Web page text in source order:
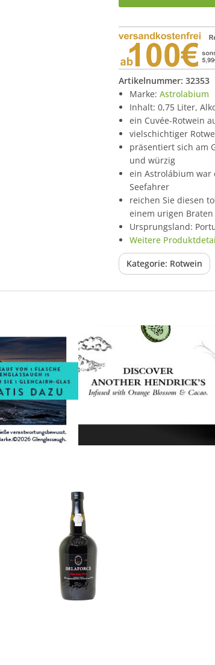
Artikelnummer: 32353
Marke: Astrolabium
Inhalt: 0,75 Liter,
ein Cuvée-Rotwein
vielschichtiger
präsentiert sich am
und würzig
ein Astrolábium war
Seefahrer
reichen Sie diesen
einem urigen Braten
Ursprungsland:
Weitere
Kategorie: Rotwein
In den Korb